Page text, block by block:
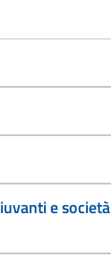
e società